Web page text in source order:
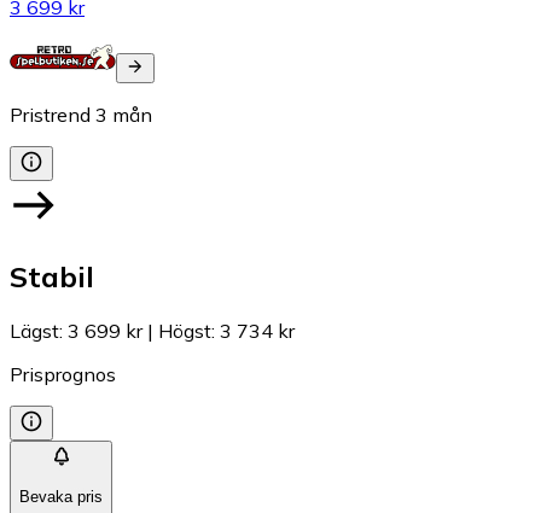
3 699 kr
Pristrend 3 mån
Stabil
Lägst: 3 699 kr| Högst: 3 734 kr
Prisprognos
Bevaka pris